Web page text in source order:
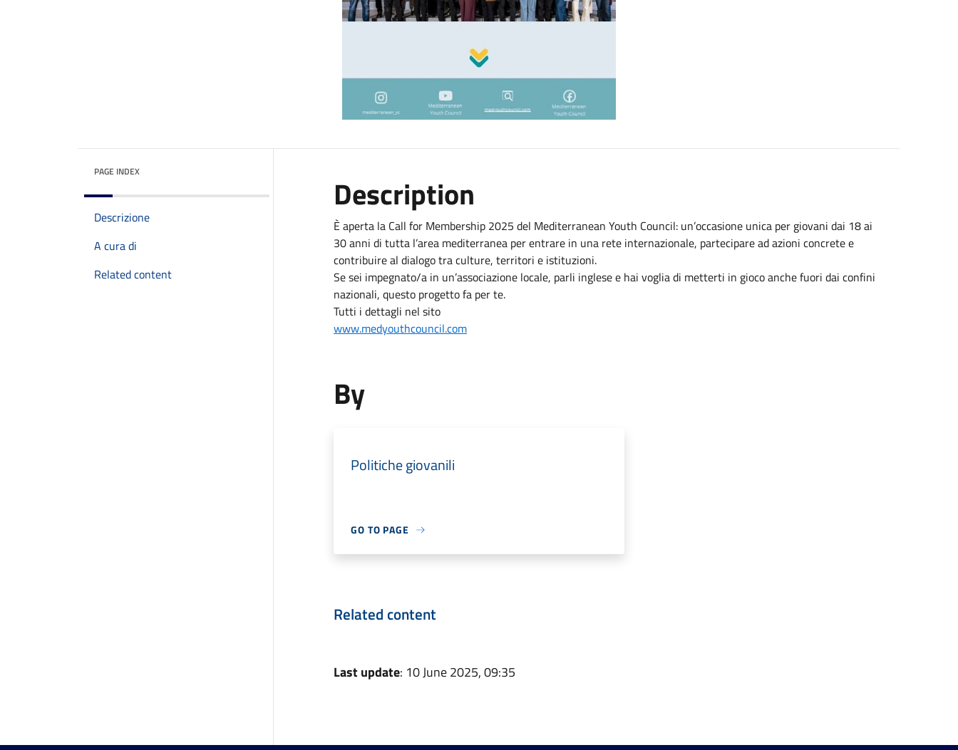
PAGE INDEX
Descrizione
A cura di
Related content
Description
È aperta la Call for Membership 2025 del Mediterranean Youth Council: un’occasione unica per giovani dai 18 ai
30 anni di tutta l’area mediterranea per entrare in una rete internazionale, partecipare ad azioni concrete e
contribuire al dialogo tra culture, territori e istituzioni.
Se sei impegnato/a in un’associazione locale, parli inglese e hai voglia di metterti in gioco anche fuori dai confini
nazionali, questo progetto fa per te.
Tutti i dettagli nel sito
www.medyouthcouncil.com
By
Politiche giovanili
GO TO PAGE
Related content
Last update: 10 June 2025, 09:35